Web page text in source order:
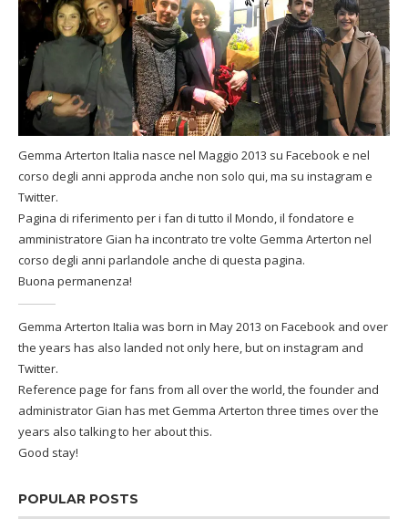
Gemma Arterton Italia nasce nel Maggio 2013 su Facebook e nel
corso degli anni approda anche non solo qui, ma su instagram e
Twitter.
Pagina di riferimento per i fan di tutto il Mondo, il fondatore e
amministratore Gian ha incontrato tre volte Gemma Arterton nel
corso degli anni parlandole anche di questa pagina.
Buona permanenza!
Gemma Arterton Italia was born in May 2013 on Facebook and over
the years has also landed not only here, but on instagram and
Twitter.
Reference page for fans from all over the world, the founder and
administrator Gian has met Gemma Arterton three times over the
years also talking to her about this.
Good stay!
POPULAR POSTS